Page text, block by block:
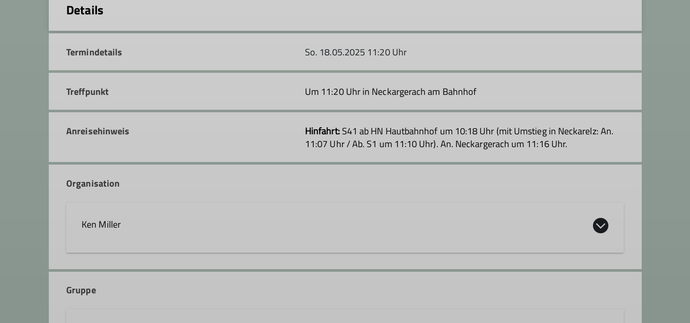
Details
Termindetails So. 18.05.2025 11:20 Uhr
Treffpunkt Um 11:20 Uhr in Neckargerach am Bahnhof
Anreisehinweis Hinfahrt:S41 ab HN Hautbahnhof um 10:18 Uhr (mit Umstieg in Neckarelz: An.
11:07 Uhr / Ab. S1 um 11:10 Uhr). An. Neckargerach um 11:16 Uhr.
Organisation
Ken Miller
Gruppe